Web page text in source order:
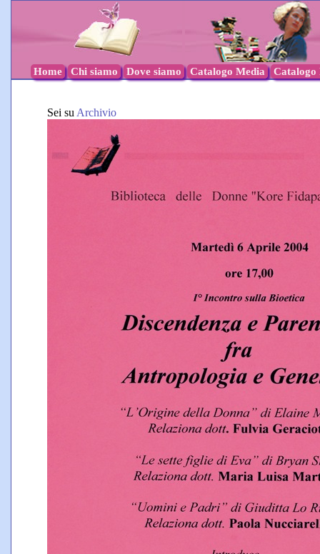
Home Chi siamo Dove siamo Catalogo Media Catalogo
Sei su Archivio